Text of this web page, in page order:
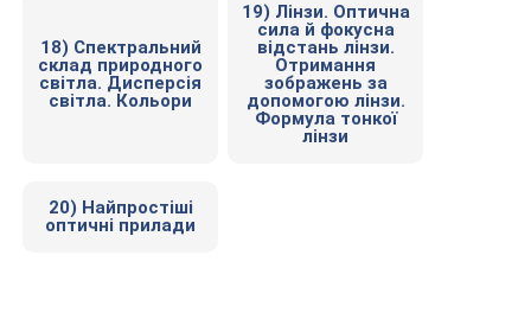
18) Спектральний
склад природного
світла. Дисперсія
світла. Кольори
19) Лінзи. Оптична
сила й фокусна
відстань лінзи.
Отримання
зображень за
допомогою лінзи.
Формула тонкої
лінзи
20) Найпростіші
оптичні прилади